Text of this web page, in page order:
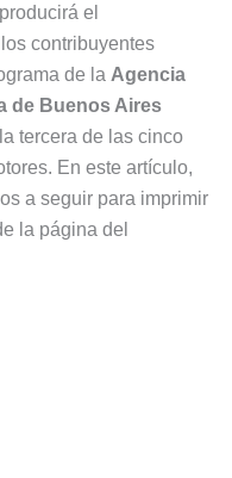
el
contribuyentes
de la Agencia
de Buenos Aires
tercera de las cinco
En este artículo,
a seguir para imprimir
la página del